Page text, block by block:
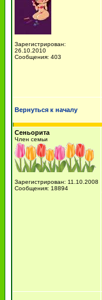
Зарегистрирован:
26.10.2010
Сообщения: 403
Вернуться к началу
Сеньорита
Член семьи
Зарегистрирован: 11.10.2008
Сообщения: 18894